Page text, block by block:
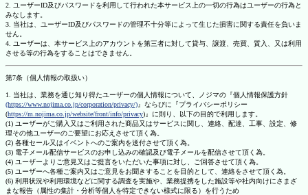
2. ユーザーID及びパスワードを利用して行われた本サービス上の一切の行為はユーザーの行為と
みなします。
3. 当社は、ユーザーID及びパスワードの管理不十分等によって生じた損害に関する責任を負いま
せん。
4. ユーザーは、本サービス上のアカウントを第三者に対して貸与、譲渡、売買、質入、又は利用
させる等の行為をすることはできません。
第7条（個人情報の取扱い）
1. 当社は、業務を通じ知り得たユーザーの個人情報について、ノジマの『個人情報保護方針
(https://www.nojima.co.jp/corporation/privacy/)』ならびに『プライバシーポリシー
(https://m.nojima.co.jp/website/front/info/privacy)』に則り、以下の目的で利用します。
(1) ユーザーがご購入又はご利用された商品又はサービスに関し、連絡、配達、工事、設定、修
理その他ユーザーのご要望にお応えさせて頂く為。
(2) 各種セール又はイベントへのご案内を送付させて頂く為。
(3) 電子メール配信サービスのお申し込みの確認及び電子メールを配信させて頂く為。
(4) ユーザーよりご意見又はご提言をいただいた事項に対し、ご回答させて頂く為。
(5) ユーザーへ各種ご案内又はご意見をお聞きすることを目的として、連絡をさせて頂く為。
(6) 利用状況や利用環境などに関する調査を実施や、業務提携をした施設等や社内向けにさまざ
まな報告（属性の集計・分析等個人を特定できない様式に限る）を行うため